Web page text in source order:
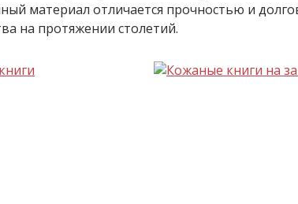
материал отличается прочностью и
на протяжении столетий.